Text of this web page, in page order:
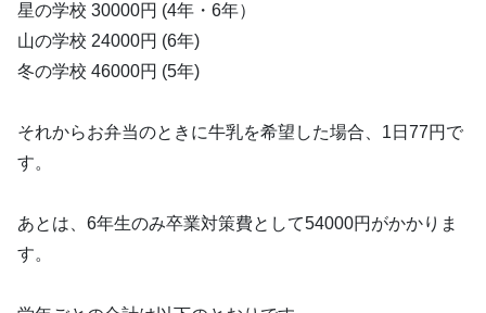
星の学校 30000円 (4年・6年）
山の学校 24000円 (6年)
冬の学校 46000円 (5年)
それからお弁当のときに牛乳を希望した場合、1日77円で
す。
あとは、6年生のみ卒業対策費として54000円がかかりま
す。